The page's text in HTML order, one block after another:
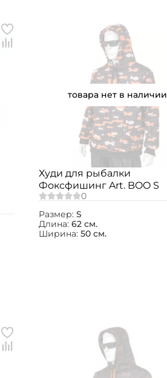
товара нет в наличии
Худи для рыбалки
Фоксфишинг Art. BOO S
Размер: S
Длина: 62 см.
Ширина: 50 см.